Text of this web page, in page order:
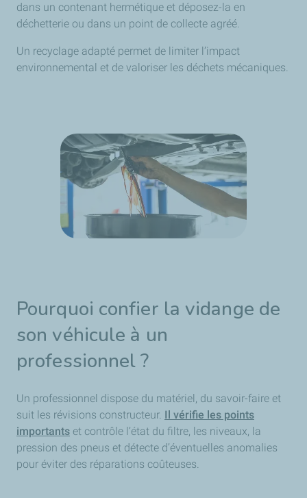
dans un contenant hermétique et déposez-la en
déchetterie ou dans un point de collecte agréé.
Un recyclage adapté permet de limiter l’impact
environnemental et de valoriser les déchets mécaniques.
Pourquoi confier la vidange de
son véhicule à un
professionnel ?
Un professionnel dispose du matériel, du savoir-faire et
suit les révisions constructeur. Il vérifie les points
importants et contrôle l’état du filtre, les niveaux, la
pression des pneus et détecte d’éventuelles anomalies
pour éviter des réparations coûteuses.